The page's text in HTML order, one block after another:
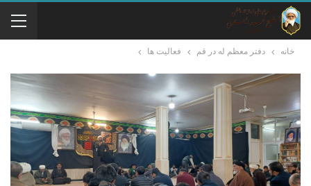
خانه دفتر معظم له در قم فعالیت ها